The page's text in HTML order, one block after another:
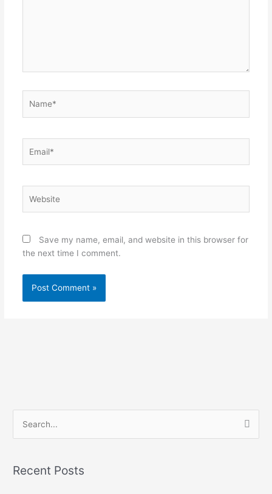
Save my name, email, and website in this browser for
the next time I comment.
rRecent Posts